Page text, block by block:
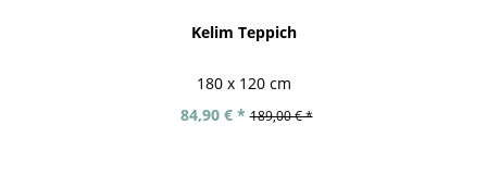
Kelim Teppich
180 x 120 cm
84,90 € * 189,00 € *